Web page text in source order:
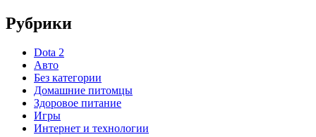
Рубрики
Dota 2
Авто
Без категории
Домашние питомцы
Здоровое питание
Игры
Интернет и технологии